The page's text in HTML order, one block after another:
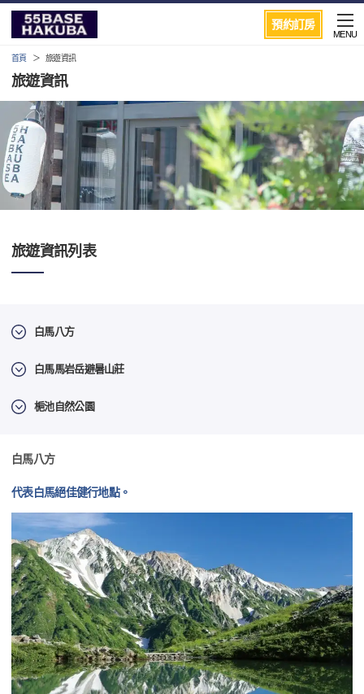
預約訂房
MENU
首頁 旅遊資訊
旅遊資訊
旅遊資訊列表
白馬八方
白馬馬岩岳避暑山莊
梔池自然公園
白馬八方
代表白馬絕佳健行地點。